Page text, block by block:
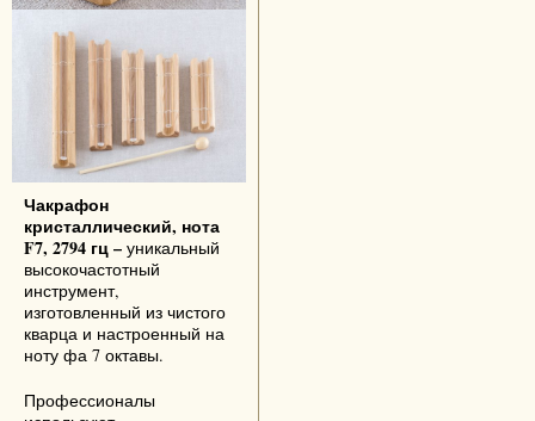
Чакрафон
кристаллический, нота
F7, 2794 гц – уникальный
высокочастотный
инструмент,
изготовленный из чистого
кварца и настроенный на
ноту фа 7 октавы.
Профессионалы